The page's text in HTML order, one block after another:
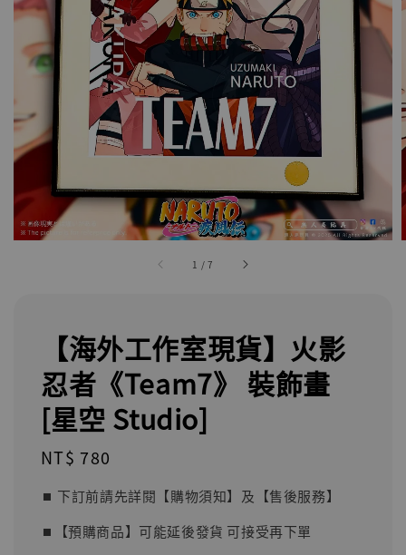
1 /7
【海外工作室現貨】火影
忍者《Team7》 裝飾畫
[星空 Studio]
Regular
NT$ 780
⏹︎ 下訂前請先詳閱【購物須知】及【售後服務】
⏹︎【預購商品】可能延後發貨 可接受再下單